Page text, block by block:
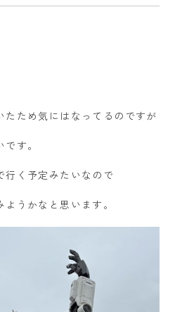
ため気にはなってるのですが
す。
行く予定みたいなので
うかなと思います。